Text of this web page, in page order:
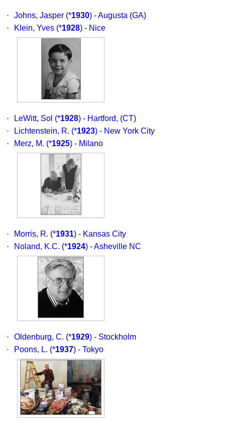
· Johns, Jasper (*1930) - Augusta (GA)
·
Klein, Yves (*1928) - Nice
· LeWitt, Sol (*1928) - Hartford, (CT)
·
Lichtenstein, R. (*1923) - New York City
·
Merz, M. (*1925) - Milano
· Morris, R. (*1931) - Kansas City
·
Noland, K.C. (*1924) - Asheville NC
· Oldenburg, C. (*1929) - Stockholm
·
Poons, L. (*1937) - Tokyo